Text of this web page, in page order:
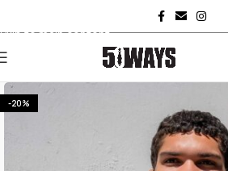
Skip to main content
-20%